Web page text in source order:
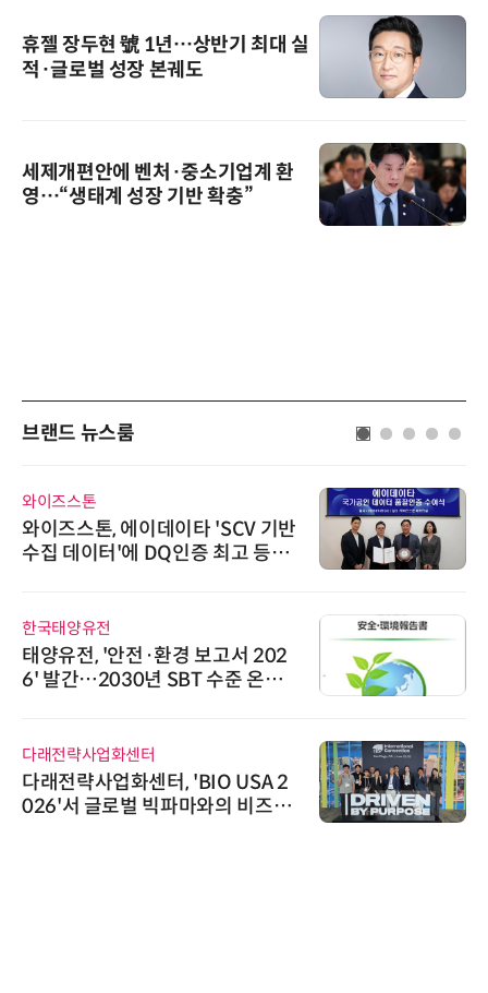
휴젤 장두현 號 1년…상반기 최대 실
적·글로벌 성장 본궤도
세제개편안에 벤처·중소기업계 환
영…“생태계 성장 기반 확충”
브랜드 뉴스룸
와이즈스톤
와이즈스톤, 에이데이타 'SCV 기반
수집 데이터'에 DQ인증 최고 등급
한국태양유전
태양유전, '안전·환경 보고서 202
6' 발간…2030년 SBT 수준 온실
다래전략사업화센터
다래전략사업화센터, 'BIO USA 2
026'서 글로벌 빅파마와의 비즈니